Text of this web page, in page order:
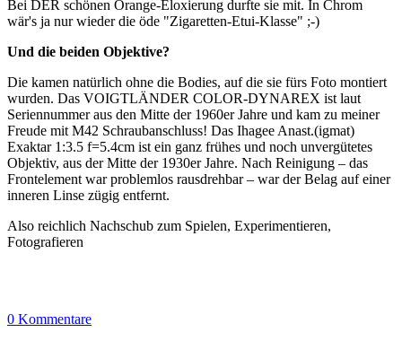
Bei DER schönen Orange-Eloxierung durfte sie mit. In Chrom
wär's ja nur wieder die öde "Zigaretten-Etui-Klasse" ;-)
Und die beiden Objektive?
Die kamen natürlich ohne die Bodies, auf die sie fürs Foto montiert
wurden. Das VOIGTLÄNDER COLOR-DYNAREX ist laut
Seriennummer aus den Mitte der 1960er Jahre und kam zu meiner
Freude mit M42 Schraubanschluss! Das Ihagee Anast.(igmat)
Exaktar 1:3.5 f=5.4cm ist ein ganz frühes und noch unvergütetes
Objektiv, aus der Mitte der 1930er Jahre. Nach Reinigung – das
Frontelement war problemlos rausdrehbar – war der Belag auf einer
inneren Linse zügig entfernt.
Also reichlich Nachschub zum Spielen, Experimentieren,
Fotografieren
0 Kommentare